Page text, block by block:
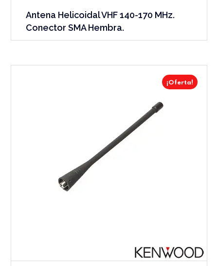
Antena Helicoidal VHF 140-170 MHz.
Conector SMA Hembra.
¡Oferta!